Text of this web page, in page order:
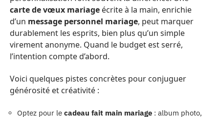
carte de vœux mariage écrite à la main, enrichie
d’un message personnel mariage, peut marquer
durablement les esprits, bien plus qu’un simple
virement anonyme. Quand le budget est serré,
l’intention compte d’abord.
Voici quelques pistes concrètes pour conjuguer
générosité et créativité :
Optez pour le cadeau fait main mariage : album photo,